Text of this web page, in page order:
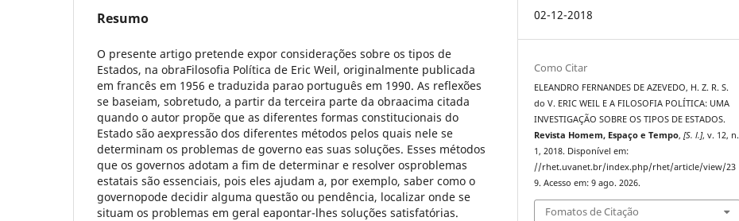
Resumo
O presente artigo pretende expor considerações sobre os tipos de
Estados, na obraFilosofia Política de Eric Weil, originalmente publicada
em francês em 1956 e traduzida parao português em 1990. As reflexões
se baseiam, sobretudo, a partir da terceira parte da obraacima citada
quando o autor propõe que as diferentes formas constitucionais do
Estado são aexpressão dos diferentes métodos pelos quais nele se
determinam os problemas de governo eas suas soluções. Esses métodos
que os governos adotam a fim de determinar e resolver osproblemas
estatais são essenciais, pois eles ajudam a, por exemplo, saber como o
governopode decidir alguma questão ou pendência, localizar onde se
situam os problemas em geral eapontar-lhes soluções satisfatórias.
02-12-2018
Como Citar
ELEANDRO FERNANDES DE AZEVEDO, H. Z. R. S.
do V. ERIC WEIL E A FILOSOFIA POLÍTICA: UMA
INVESTIGAÇÃO SOBRE OS TIPOS DE ESTADOS.
Revista Homem, Espaço e Tempo,[S. l.], v. 12, n.
1, 2018. Disponível em:
//rhet.uvanet.br/index.php/rhet/article/view/23
9. Acesso em: 9 ago. 2026.
Fomatos de Citação